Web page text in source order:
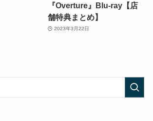
『Overture』Blu-ray【店
舗特典まとめ】
2023年3月22日